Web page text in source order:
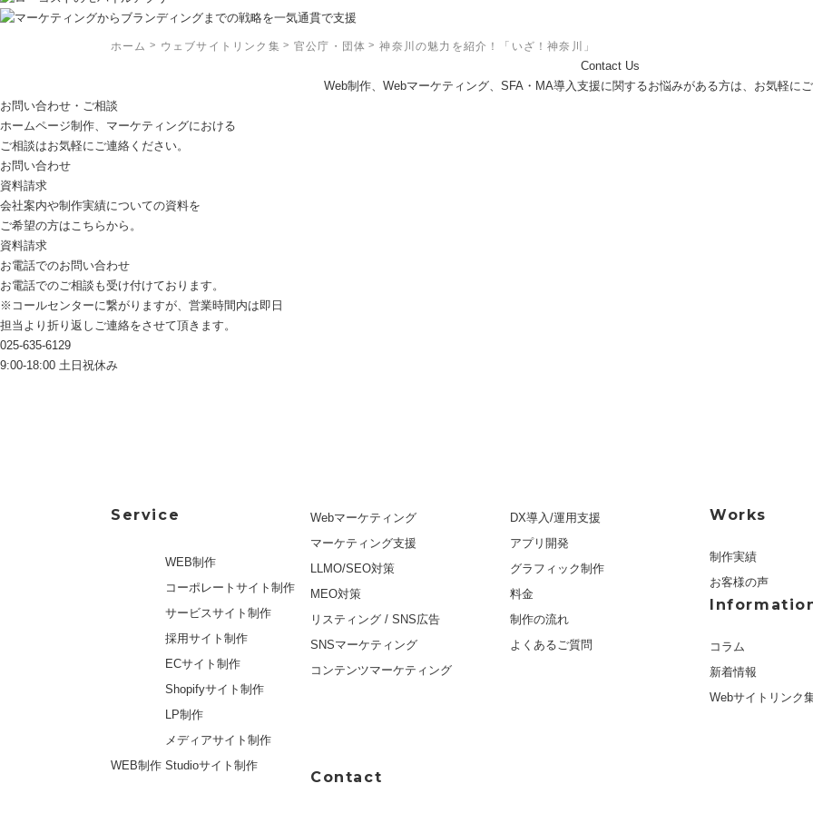
ホーム ウェブサイトリンク集 官公庁・団体 神奈川の魅力を紹介！「いざ！神奈川」
Contact Us
Web制作、Webマーケティング、SFA・MA導入支援に関するお悩みがある方は、お気軽にご
お問い合わせ・ご相談
ホームページ制作、マーケティングにおける
ご相談はお気軽にご連絡ください。
お問い合わせ
資料請求
会社案内や制作実績についての資料を
ご希望の方はこちらから。
資料請求
お電話でのお問い合わせ
お電話でのご相談も受け付けております。
※コールセンターに繋がりますが、営業時間内は即日
担当より折り返しご連絡をさせて頂きます。
025-635-6129
9:00-18:00 土日祝休み
Service
WEB制作
WEB制作
コーポレートサイト制作
サービスサイト制作
採用サイト制作
ECサイト制作
Shopifyサイト制作
LP制作
メディアサイト制作
Studioサイト制作
Webマーケティング
マーケティング支援
LLMO/SEO対策
MEO対策
リスティング / SNS広告
SNSマーケティング
コンテンツマーケティング
DX導入/運用支援
アプリ開発
グラフィック制作
料金
制作の流れ
よくあるご質問
Works
制作実績
お客様の声
コラム
新着情報
Webサイトリンク
Contact